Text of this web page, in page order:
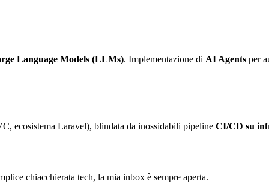
Language Models (LLMs). Implementazione di AI Agents per
ecosistema Laravel), blindata da inossidabili pipeline CI/CD su
chiacchierata tech, la mia inbox è sempre aperta.